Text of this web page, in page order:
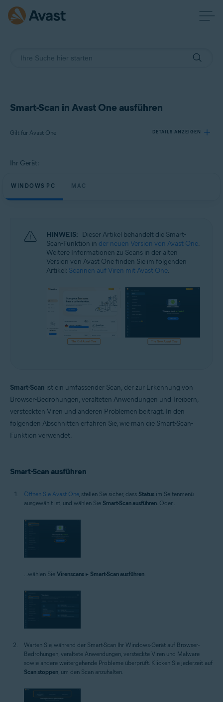
Smart-Scan in Avast One ausführen
Gilt für Avast One DETAILS ANZEIGEN
Avast One
Ihr Gerät:
WINDOWS PC MAC
HINWEIS: Dieser Artikel behandelt die Smart-
Scan-Funktion in der neuen Version von Avast One.
Weitere Informationen zu Scans in der alten
Version von Avast One finden Sie im folgenden
Artikel: Scannen auf Viren mit Avast One.
Smart-Scan ist ein umfassender Scan, der zur Erkennung von
Browser-Bedrohungen, veralteten Anwendungen und Treibern,
versteckten Viren und anderen Problemen beiträgt. In den
folgenden Abschnitten erfahren Sie, wie man die Smart-Scan-
Funktion verwendet.
Smart-Scan ausführen
Öffnen Sie Avast One, stellen Sie sicher, dass Status im Seitenmenü
ausgewählt ist, und wählen Sie Smart-Scan ausführen . Oder...
...wählen Sie Virenscans ▸ Smart-Scan ausführen.
Warten Sie, während der Smart-Scan Ihr Windows-Gerät auf Browser-
Bedrohungen, veraltete Anwendungen, versteckte Viren und Malware
sowie andere weitergehende Probleme überprüft. Klicken Sie jederzeit auf
Scan stoppen, um den Scan anzuhalten.